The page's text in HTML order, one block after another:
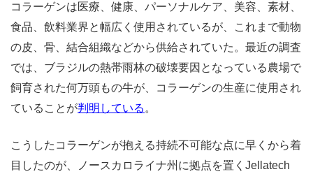
コラーゲンは医療、健康、パーソナルケア、美容、素材、
食品、飲料業界と幅広く使用されているが、これまで動物
の皮、骨、結合組織などから供給されていた。最近の調査
では、ブラジルの熱帯雨林の破壊要因となっている農場で
飼育された何万頭もの牛が、コラーゲンの生産に使用され
ていることが判明している 。
こうしたコラーゲンが抱える持続不可能な点に早くから着
目したのが、ノースカロライナ州に拠点を置くJellatech